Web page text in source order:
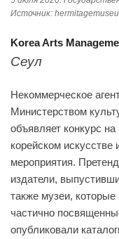
Источник:
Korea Arts
Сеул
Некоммерческое
Министерством
объявляет конкурс
корейском искусстве
мероприятия.
издатели,
также музеи,
частично
опубликовали